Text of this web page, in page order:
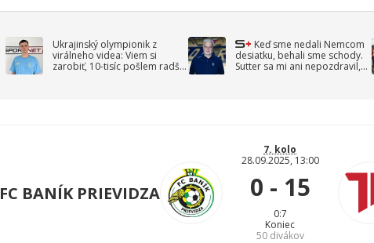
Ukrajinský olympionik z
virálneho videa: Viem si
zarobiť, 10-tisíc pošlem radšej
Keď sme nedali Nemcom
desiatku, behali sme schody.
Sutter sa mi ani nepozdravil,
FC BANÍK PRIEVIDZA
7. kolo
28.09.2025, 13:00
0 - 15
0:7
Koniec
50divákov